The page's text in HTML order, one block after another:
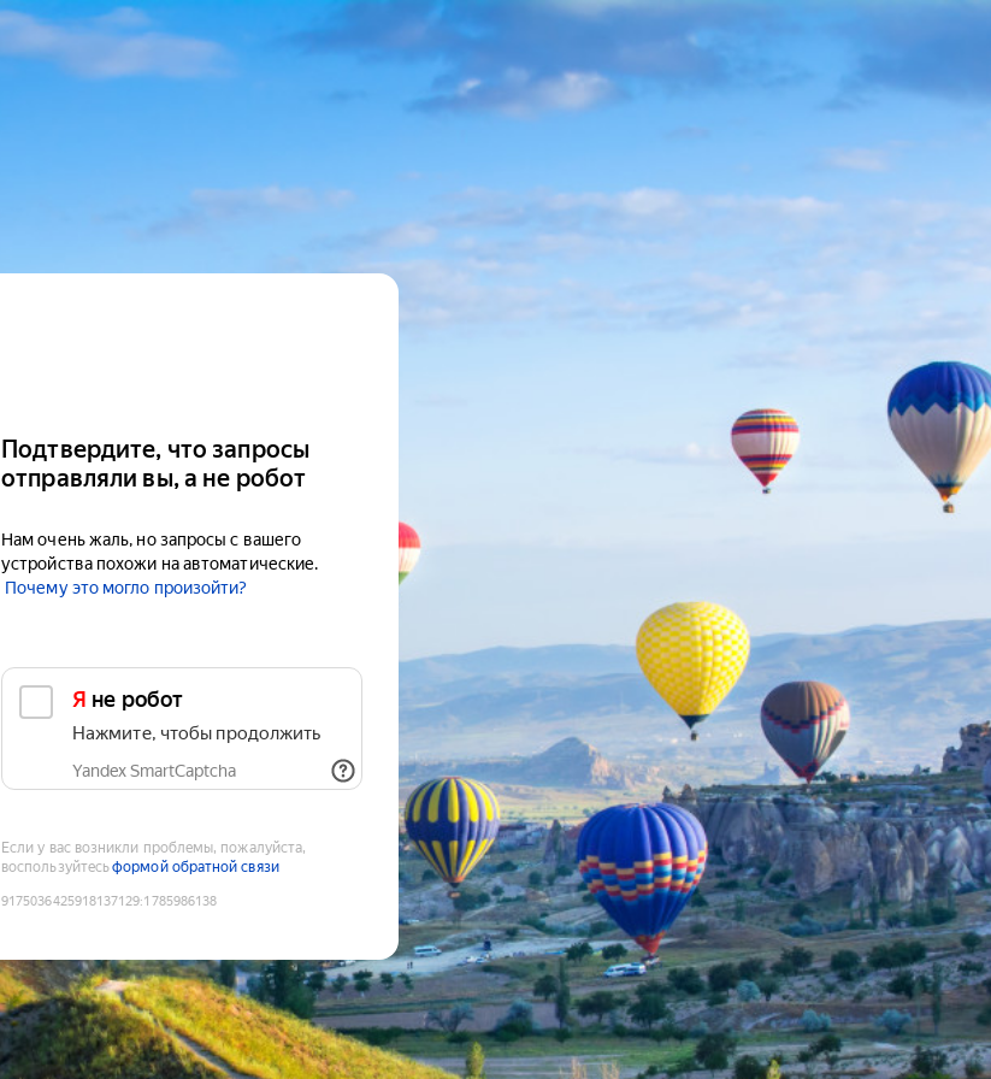
Подтвердите, что запросы
отправляли вы, а не робот
Нам очень жаль, но запросы с вашего
устройства похожи на автоматические.
Почему это могло произойти?
Я не робот
Нажмите, чтобы продолжить
Yandex SmartCaptcha
Если у вас возникли проблемы, пожалуйста,
воспользуйтесьформой обратной связи
9175036425918137129:1785986138